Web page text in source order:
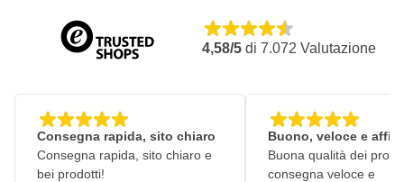
4,58/5 di 7.072 Valutazione
Consegna rapida, sito chiaro
Consegna rapida, sito chiaro e
bei prodotti!
Buono, veloce e
Buona qualità dei
consegna veloce e